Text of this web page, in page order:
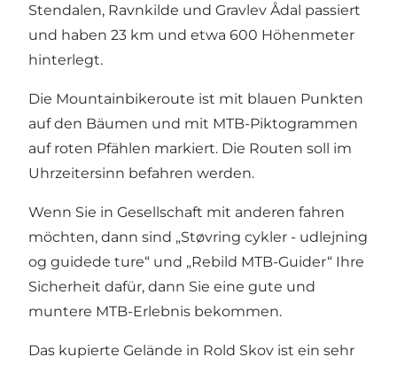
Stendalen, Ravnkilde und Gravlev Ådal passiert
und haben 23 km und etwa 600 Höhenmeter
hinterlegt.
Die Mountainbikeroute ist mit blauen Punkten
auf den Bäumen und mit MTB-Piktogrammen
auf roten Pfählen markiert. Die Routen soll im
Uhrzeitersinn befahren werden.
Wenn Sie in Gesellschaft mit anderen fahren
möchten, dann sind „Støvring cykler - udlejning
og guidede ture“ und „Rebild MTB-Guider“ Ihre
Sicherheit dafür, dann Sie eine gute und
muntere MTB-Erlebnis bekommen.
Das kupierte Gelände in Rold Skov ist ein sehr